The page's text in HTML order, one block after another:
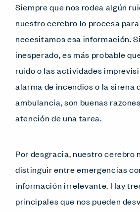
Siempre que nos rodea algún
nuestro cerebro lo procesa
necesitamos esa información.
inesperado, es más probable
ruido o las actividades
alarma de incendios o la sirena
ambulancia, son buenas
atención de una tarea.
Por desgracia, nuestro cerebro
distinguir entre emergencias
información irrelevante. Hay
principales que nos pueden